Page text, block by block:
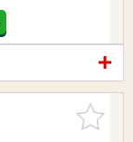
お気に入
りに追加